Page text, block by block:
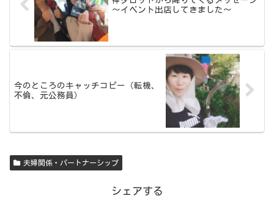
～イベント出店してきました～
今のところのキャッチコピー（転機、
不倫、元公務員）
夫婦関係・パートナーシップ
シェアする